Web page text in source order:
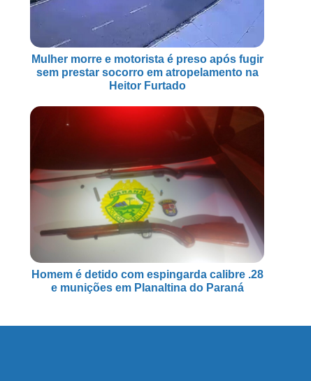
Mulher morre e motorista é preso após fugir
sem prestar socorro em atropelamento na
Heitor Furtado
Homem é detido com espingarda calibre .28
e munições em Planaltina do Paraná